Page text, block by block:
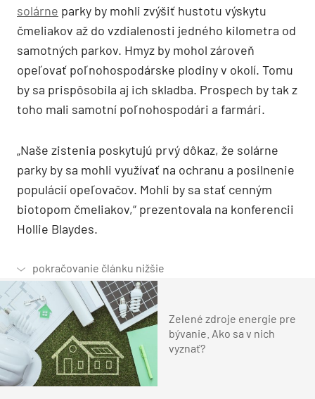
solárne parky by mohli zvýšiť hustotu výskytu
čmeliakov až do vzdialenosti jedného kilometra od
samotných parkov. Hmyz by mohol zároveň
opeľovať poľnohospodárske plodiny v okolí. Tomu
by sa prispôsobila aj ich skladba. Prospech by tak z
toho mali samotní poľnohospodári a farmári.
„Naše zistenia poskytujú prvý dôkaz, že solárne
parky by sa mohli využívať na ochranu a posilnenie
populácií opeľovačov. Mohli by sa stať cenným
biotopom čmeliakov,“ prezentovala na konferencii
Hollie Blaydes.
Zelené zdroje energie pre
bývanie. Ako sa v nich
vyznať?